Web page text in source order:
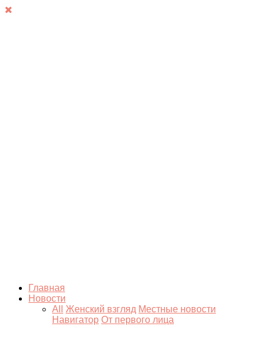
Главная
Новости
All
Женский взгляд Местные новости
Навигатор От первого лица